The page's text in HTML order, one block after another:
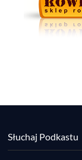
Słuchaj Podkastu